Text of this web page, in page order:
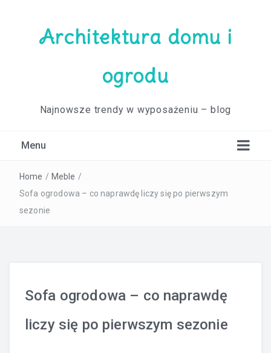
Architektura domu i
ogrodu
Najnowsze trendy w wyposażeniu – blog
Menu
Home / Meble /
Sofa ogrodowa – co naprawdę liczy się po pierwszym
sezonie
Sofa ogrodowa – co naprawdę
liczy się po pierwszym sezonie